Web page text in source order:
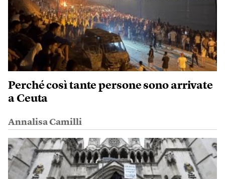
Perché così tante persone sono arrivate
a Ceuta
Annalisa Camilli